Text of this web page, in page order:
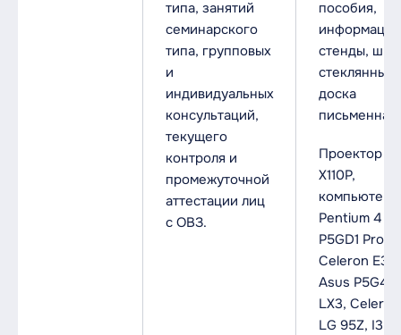
типа, занятий
семинарского
типа, групповых
и
индивидуальных
консультаций,
текущего
контроля и
промежуточной
аттестации лиц
с ОВЗ.
пособия,
стенды,
стеклянные,
доска
письменная.
Проектор
X110P,
Pentium 4
P5GD1 Pro,
Celeron
Asus
LX3,
LG 95Z, I3-